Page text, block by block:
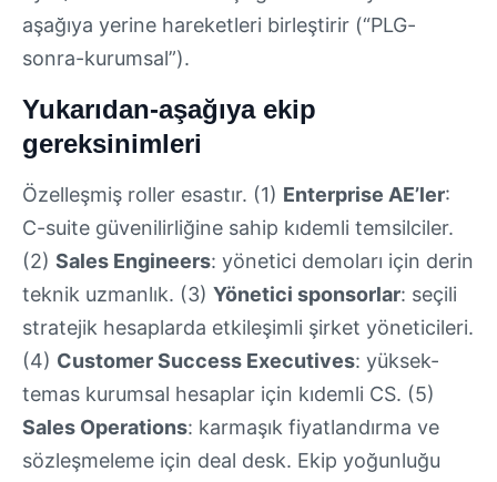
aşağıya yerine hareketleri birleştirir (“PLG-
sonra-kurumsal”).
Yukarıdan-aşağıya ekip
gereksinimleri
Özelleşmiş roller esastır. (1) Enterprise AE’ler:
C-suite güvenilirliğine sahip kıdemli temsilciler.
(2) Sales Engineers: yönetici demoları için derin
teknik uzmanlık. (3) Yönetici sponsorlar: seçili
stratejik hesaplarda etkileşimli şirket yöneticileri.
(4) Customer Success Executives: yüksek-
temas kurumsal hesaplar için kıdemli CS. (5)
Sales Operations: karmaşık fiyatlandırma ve
sözleşmeleme için deal desk. Ekip yoğunluğu